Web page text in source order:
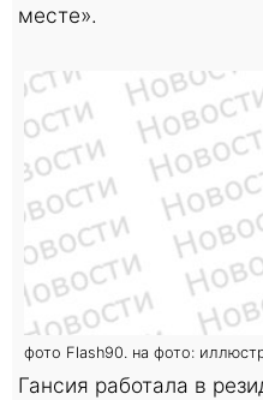
месте».
фото Flash90. на фото:
Гансия работала в